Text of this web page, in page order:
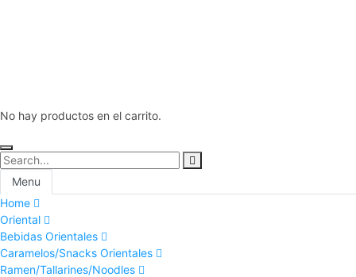
No hay productos en el carrito.
Menu
Home
Oriental
Bebidas Orientales
Caramelos/Snacks Orientales
Ramen/Tallarines/Noodles